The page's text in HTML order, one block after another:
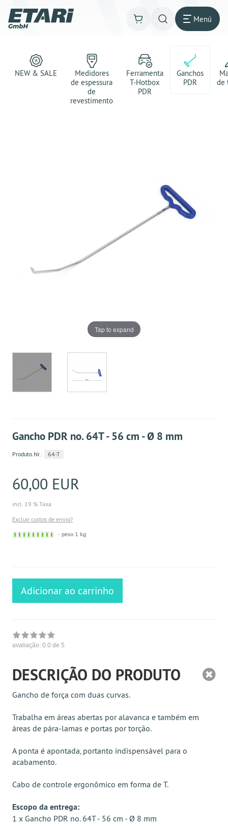
Menú
NEW & SALE
Medidores
de espessura
de
revestimento
Ferramenta
T-Hotbox
PDR
Ganchos
PDR
de
Tap to expand
Gancho PDR no. 64T - 56 cm - Ø 8 mm
Produto.Nr.: 64-T
60,00 EUR
incl. 19 % Taxa
Excluir custos de envio?
Sofort
peso 1 kg
Adicionar ao carrinho
avaliação: 0.0 de 5
DESCRIÇÃO DO PRODUTO
Gancho de força com duas curvas.
Trabalha em áreas abertas por alavanca e também em
áreas de pára-lamas e portas por torção.
A ponta é apontada, portanto indispensável para o
acabamento.
Cabo de controle ergonômico em forma de T.
Escopo da entrega:
1 x Gancho PDR no. 64T - 56 cm - Ø 8 mm